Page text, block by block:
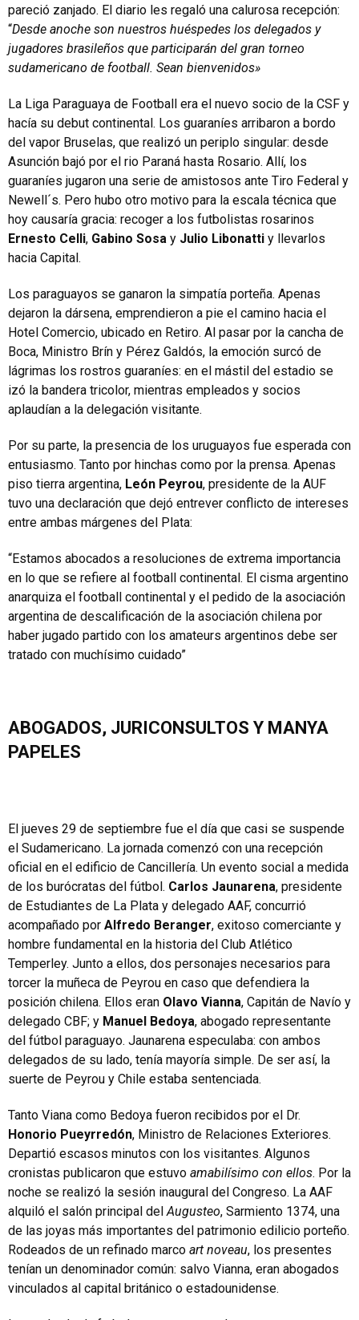
pareció zanjado. El diario les regaló una calurosa recepción:
“Desde anoche son nuestros huéspedes los delegados y
jugadores brasileños que participarán del gran torneo
sudamericano de football. Sean bienvenidos»
La Liga Paraguaya de Football era el nuevo socio de la CSF y
hacía su debut continental. Los guaraníes arribaron a bordo
del vapor Bruselas, que realizó un periplo singular: desde
Asunción bajó por el rio Paraná hasta Rosario. Allí, los
guaraníes jugaron una serie de amistosos ante Tiro Federal y
Newell´s. Pero hubo otro motivo para la escala técnica que
hoy causaría gracia: recoger a los futbolistas rosarinos
Ernesto Celli, Gabino Sosa y Julio Libonatti y llevarlos
hacia Capital.
Los paraguayos se ganaron la simpatía porteña. Apenas
dejaron la dársena, emprendieron a pie el camino hacia el
Hotel Comercio, ubicado en Retiro. Al pasar por la cancha de
Boca, Ministro Brín y Pérez Galdós, la emoción surcó de
lágrimas los rostros guaraníes: en el mástil del estadio se
izó la bandera tricolor, mientras empleados y socios
aplaudían a la delegación visitante.
Por su parte, la presencia de los uruguayos fue esperada con
entusiasmo. Tanto por hinchas como por la prensa. Apenas
piso tierra argentina, León Peyrou, presidente de la AUF
tuvo una declaración que dejó entrever conflicto de intereses
entre ambas márgenes del Plata:
“Estamos abocados a resoluciones de extrema importancia
en lo que se refiere al football continental. El cisma argentino
anarquiza el football continental y el pedido de la asociación
argentina de descalificación de la asociación chilena por
haber jugado partido con los amateurs argentinos debe ser
tratado con muchísimo cuidado”
ABOGADOS, JURICONSULTOS Y MANYA
PAPELES
El jueves 29 de septiembre fue el día que casi se suspende
el Sudamericano. La jornada comenzó con una recepción
oficial en el edificio de Cancillería. Un evento social a medida
de los burócratas del fútbol. Carlos Jaunarena, presidente
de Estudiantes de La Plata y delegado AAF, concurrió
acompañado por Alfredo Beranger, exitoso comerciante y
hombre fundamental en la historia del Club Atlético
Temperley. Junto a ellos, dos personajes necesarios para
torcer la muñeca de Peyrou en caso que defendiera la
posición chilena. Ellos eran Olavo Vianna, Capitán de Navío y
delegado CBF; y Manuel Bedoya, abogado representante
del fútbol paraguayo. Jaunarena especulaba: con ambos
delegados de su lado, tenía mayoría simple. De ser así, la
suerte de Peyrou y Chile estaba sentenciada.
Tanto Viana como Bedoya fueron recibidos por el Dr.
Honorio Pueyrredón, Ministro de Relaciones Exteriores.
Departió escasos minutos con los visitantes. Algunos
cronistas publicaron que estuvo amabilísimo con ellos. Por la
noche se realizó la sesión inaugural del Congreso. La AAF
alquiló el salón principal delAugusteo, Sarmiento 1374, una
de las joyas más importantes del patrimonio edilicio porteño.
Rodeados de un refinado marco art noveau, los presentes
tenían un denominador común: salvo Vianna, eran abogados
vinculados al capital británico o estadounidense.